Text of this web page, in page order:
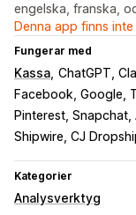
engelska, franska,
Denna app finns
Fungerar med
Kassa ChatGPT,
Facebook, Google,
Pinterest, Snapchat,
Shipwire, CJ
Kategorier
Analysverktyg